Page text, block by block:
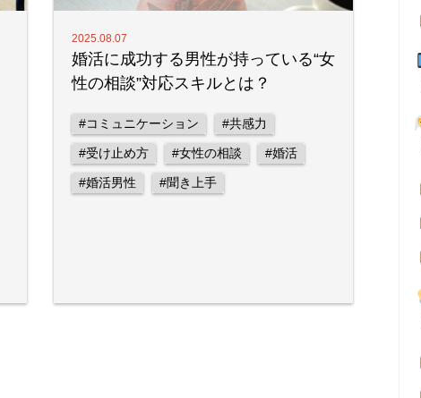
2025.08.07
婚活に成功する男性が持っている“女
性の相談”対応スキルとは？
#コミュニケーション #共感力
#受け止め方 #女性の相談 #婚活
#婚活男性 #聞き上手